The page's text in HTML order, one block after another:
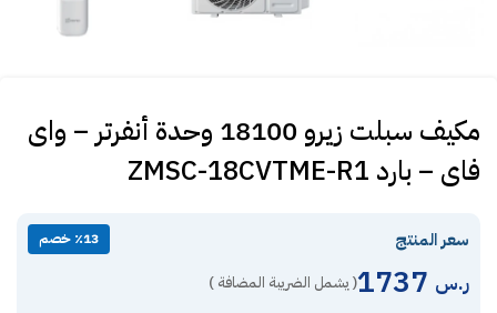
مكيف سبلت زيرو 18100 وحدة أنفرتر – واى
فاى – بارد ZMSC-18CVTME-R1
سعر المنتج ٪13 خصم
ر.س ( يشمل الضريبة المضافة )